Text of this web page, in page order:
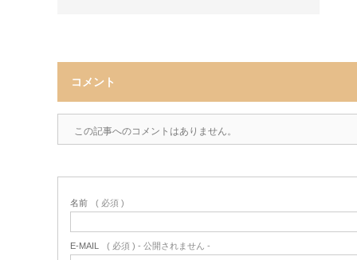
コメント
この記事へのコメントはありません。
名前 ( 必須 )
E-MAIL ( 必須 ) - 公開されません -